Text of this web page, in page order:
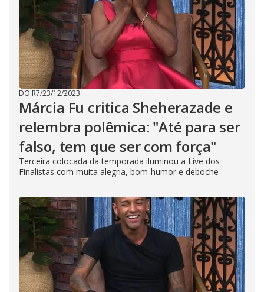
DO R7/23/12/2023
Márcia Fu critica Sheherazade e
relembra polêmica: "Até para ser
falso, tem que ser com força"
Terceira colocada da temporada iluminou a Live dos
Finalistas com muita alegria, bom-humor e deboche